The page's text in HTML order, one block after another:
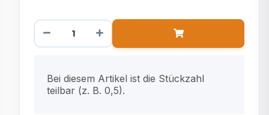
Bei diesem Artikel ist die Stückzahl
teilbar (z. B. 0,5).